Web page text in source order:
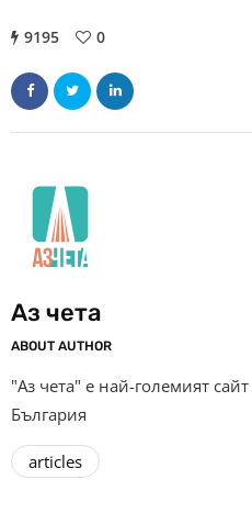
9195 0
Аз чета
ABOUT AUTHOR
"Аз чета" е най-големият
България
articles